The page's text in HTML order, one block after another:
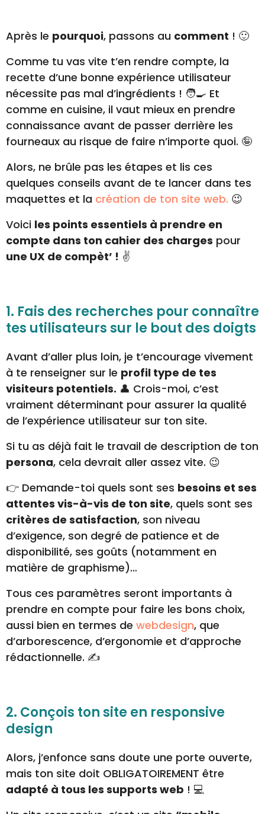
Après le pourquoi, passons au comment ! 🙂
Comme tu vas vite t’en rendre compte, la
recette d’une bonne expérience utilisateur
nécessite pas mal d’ingrédients ! 🧑‍🍳 Et
comme en cuisine, il vaut mieux en prendre
connaissance avant de passer derrière les
fourneaux au risque de faire n’importe quoi. 🤪
Alors, ne brûle pas les étapes et lis ces
quelques conseils avant de te lancer dans tes
maquettes et la création de ton site web. 😉
Voici les points essentiels à prendre en
compte dans ton cahier des charges pour
une UX de compèt’ ! ✌️
1. Fais des recherches pour connaître
tes utilisateurs sur le bout des doigts
Avant d’aller plus loin, je t’encourage vivement
à te renseigner sur le profil type de tes
visiteurs potentiels. 👤 Crois-moi, c’est
vraiment déterminant pour assurer la qualité
de l’expérience utilisateur sur ton site.
Si tu as déjà fait le travail de description de ton
persona, cela devrait aller assez vite. 😉
👉 Demande-toi quels sont ses besoins et ses
attentes vis-à-vis de ton site, quels sont ses
critères de satisfaction, son niveau
d’exigence, son degré de patience et de
disponibilité, ses goûts (notamment en
matière de graphisme)…
Tous ces paramètres seront importants à
prendre en compte pour faire les bons choix,
aussi bien en termes de webdesign, que
d’arborescence, d’ergonomie et d’approche
rédactionnelle. ✍️
2. Conçois ton site en responsive
design
Alors, j’enfonce sans doute une porte ouverte,
mais ton site doit OBLIGATOIREMENT être
adapté à tous les supports web ! 💻